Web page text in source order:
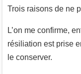
Trois raisons de ne
L’on me confirme,
résiliation est prise
le conserver.